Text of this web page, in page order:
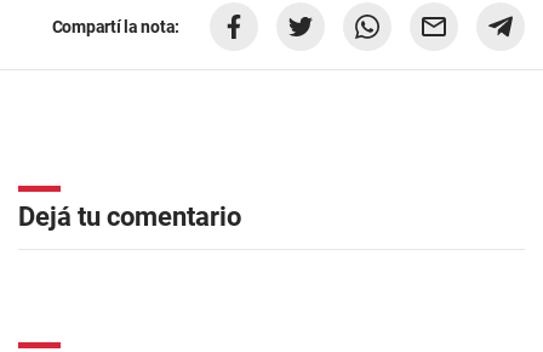
Compartí la nota:
Dejá tu comentario